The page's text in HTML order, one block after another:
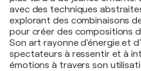
avec des techniques
explorant des combinaisons
pour créer des compositions
Son art rayonne d'énergie et
spectateurs à ressentir et à
émotions à travers son